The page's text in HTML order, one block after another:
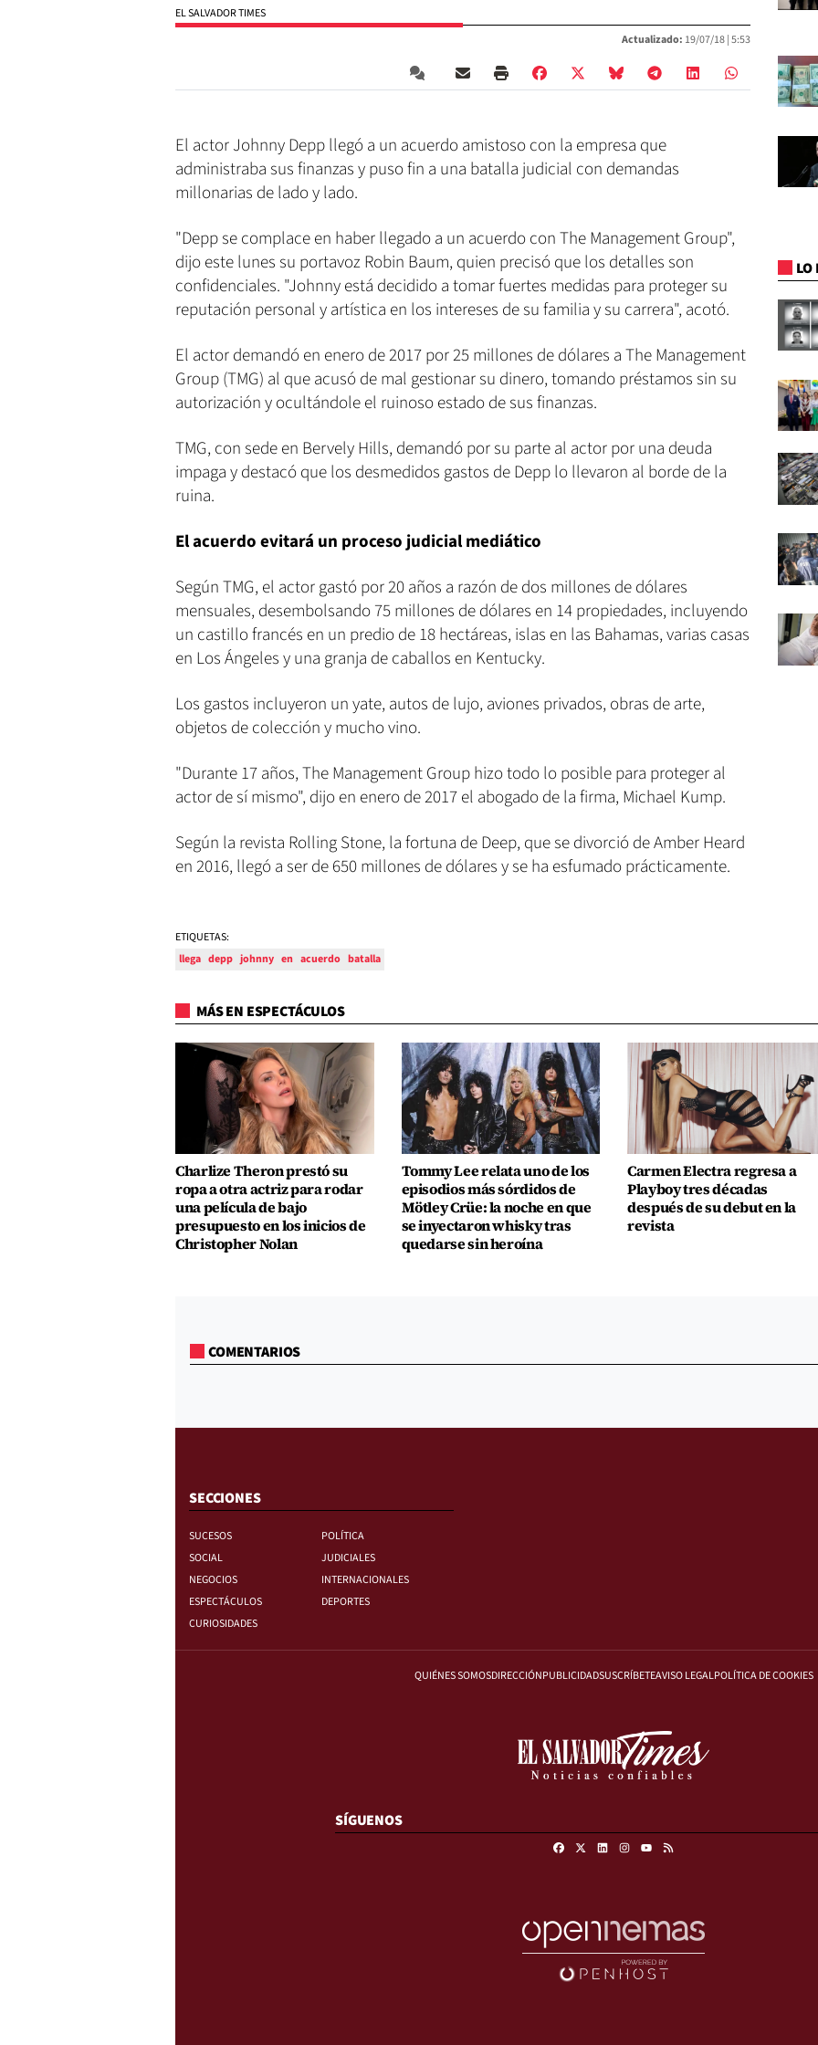
EL SALVADOR TIMES
Actualizado: 19/07/18 |5:53
El actor Johnny Depp llegó a un acuerdo amistoso con la empresa que
administraba sus finanzas y puso fin a una batalla judicial con demandas
millonarias de lado y lado.
"Depp se complace en haber llegado a un acuerdo con The Management Group",
dijo este lunes su portavoz Robin Baum, quien precisó que los detalles son
confidenciales. "Johnny está decidido a tomar fuertes medidas para proteger su
reputación personal y artística en los intereses de su familia y su carrera", acotó.
El actor demandó en enero de 2017 por 25 millones de dólares a The Management
Group (TMG) al que acusó de mal gestionar su dinero, tomando préstamos sin su
autorización y ocultándole el ruinoso estado de sus finanzas.
TMG, con sede en Bervely Hills, demandó por su parte al actor por una deuda
impaga y destacó que los desmedidos gastos de Depp lo llevaron al borde de la
ruina.
El acuerdo evitará un proceso judicial mediático
Según TMG, el actor gastó por 20 años a razón de dos millones de dólares
mensuales, desembolsando 75 millones de dólares en 14 propiedades, incluyendo
un castillo francés en un predio de 18 hectáreas, islas en las Bahamas, varias casas
en Los Ángeles y una granja de caballos en Kentucky.
Los gastos incluyeron un yate, autos de lujo, aviones privados, obras de arte,
objetos de colección y mucho vino.
"Durante 17 años, The Management Group hizo todo lo posible para proteger al
actor de sí mismo", dijo en enero de 2017 el abogado de la firma, Michael Kump.
Según la revista Rolling Stone, la fortuna de Deep, que se divorció de Amber Heard
en 2016, llegó a ser de 650 millones de dólares y se ha esfumado prácticamente.
ETIQUETAS:
llega depp johnny en acuerdo batalla
LO
MÁS EN ESPECTÁCULOS
Charlize Theron prestó su
ropa a otra actriz para rodar
una película de bajo
presupuesto en los inicios de
Christopher Nolan
Tommy Lee relata uno de los
episodios más sórdidos de
Mötley Crüe: la noche en que
se inyectaron whisky tras
quedarse sin heroína
Carmen Electra regresa a
Playboy tres décadas
después de su debut en la
revista
COMENTARIOS
SECCIONES
SUCESOS
POLÍTICA
SOCIAL
JUDICIALES
NEGOCIOS
INTERNACIONALES
ESPECTÁCULOS
DEPORTES
CURIOSIDADES
QUIÉNES SOMOSDIRECCIÓNPUBLICIDADSUSCRÍBETEAVISO LEGALPOLÍTICA DE COOKIES
SÍGUENOS
FacebookLinkedinInstagram